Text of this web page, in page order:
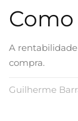
A
compra.
Guilherme